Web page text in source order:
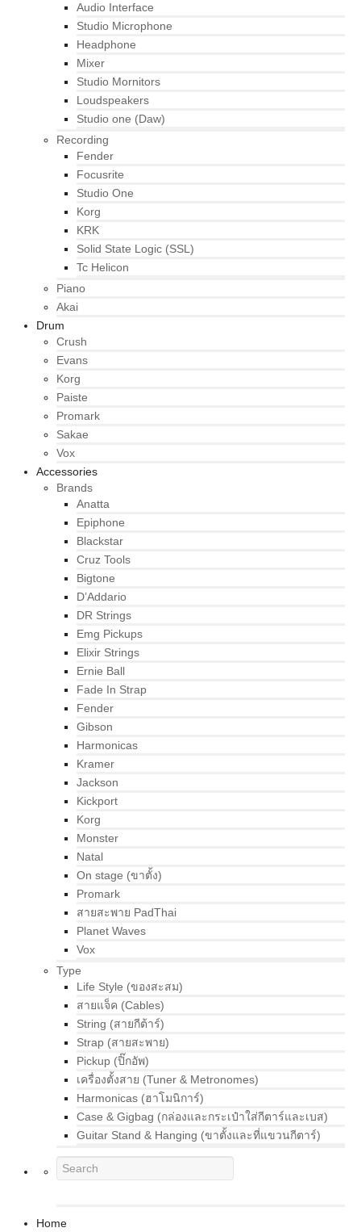
Audio Interface
Studio Microphone
Headphone
Mixer
Studio Mornitors
Loudspeakers
Studio one (Daw)
Recording
Fender
Focusrite
Studio One
Korg
KRK
Solid State Logic (SSL)
Tc Helicon
Piano
Akai
Drum
Crush
Evans
Korg
Paiste
Promark
Sakae
Vox
Accessories
Brands
Anatta
Epiphone
Blackstar
Cruz Tools
Bigtone
D’Addario
DR Strings
Emg Pickups
Elixir Strings
Ernie Ball
Fade In Strap
Fender
Gibson
Harmonicas
Kramer
Jackson
Kickport
Korg
Monster
Natal
On stage (ขาตั้ง)
Promark
สายสะพาย PadThai
Planet Waves
Vox
Type
Life Style (ของสะสม)
สายแจ็ค (Cables)
String (สายกีต้าร์)
Strap (สายสะพาย)
Pickup (ปิ๊กอัพ)
เครื่องตั้งสาย (Tuner & Metronomes)
Harmonicas (ฮาโมนิการ์)
Case & Gigbag (กล่องและกระเป๋าใส่กีตาร์และเบส)
Guitar Stand & Hanging (ขาตั้งและที่แขวนกีตาร์)
Home